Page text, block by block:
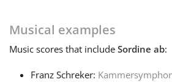
हिन्दी
Italiano
Musical examples
Music scores that include Sordine ab:
Franz Schreker: